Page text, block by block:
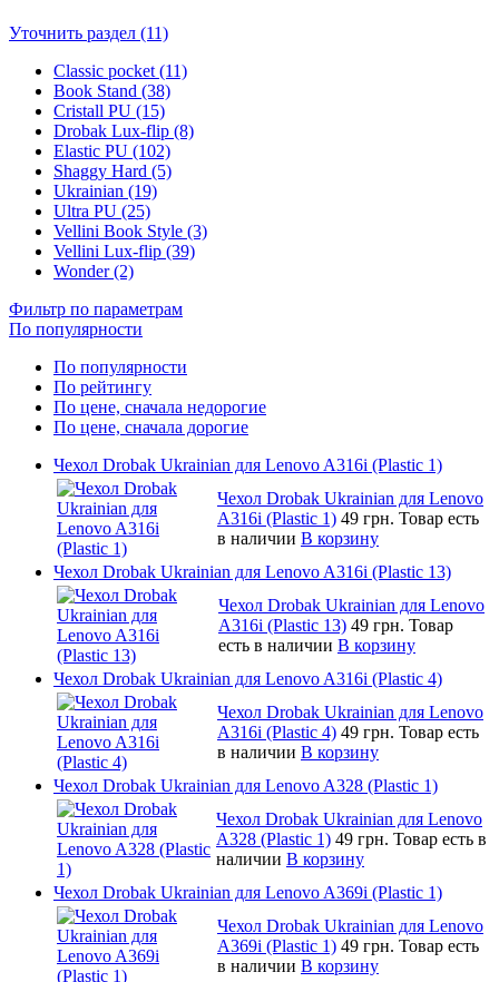
Уточнить раздел (11)
Classic pocket (11)
Book Stand (38)
Cristall PU (15)
Drobak Lux-flip (8)
Elastic PU (102)
Shaggy Hard (5)
Ukrainian (19)
Ultra PU (25)
Vellini Book Style (3)
Vellini Lux-flip (39)
Wonder (2)
Фильтр по параметрам
По популярности
По популярности
По рейтингу
По цене, сначала недорогие
По цене, сначала дорогие
Чехол Drobak Ukrainian для Lenovo A316i (Plastic 1)
Чехол Drobak Ukrainian для Lenovo
A316i (Plastic 1) 49 грн. Товар есть
в наличии В корзину
Чехол Drobak Ukrainian для Lenovo A316i (Plastic 13)
Чехол Drobak Ukrainian для Lenovo
A316i (Plastic 13) 49 грн. Товар
есть в наличии В корзину
Чехол Drobak Ukrainian для Lenovo A316i (Plastic 4)
Чехол Drobak Ukrainian для Lenovo
A316i (Plastic 4) 49 грн. Товар есть
в наличии В корзину
Чехол Drobak Ukrainian для Lenovo A328 (Plastic 1)
Чехол Drobak Ukrainian для Lenovo
A328 (Plastic 1) 49 грн. Товар есть в
наличии В корзину
Чехол Drobak Ukrainian для Lenovo A369i (Plastic 1)
Чехол Drobak Ukrainian для Lenovo
A369i (Plastic 1) 49 грн. Товар есть
в наличии В корзину